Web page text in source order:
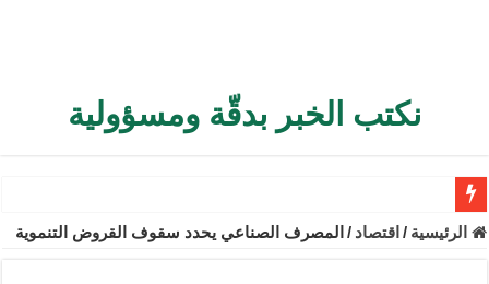
نكتب الخبر بدقّة ومسؤولية
الأمن الداخلي يعثر على مقبرة جماعية في ريف اللاذقية تضم 9 جثامين
الرئيسية / اقتصاد / المصرف الصناعي يحدد سقوف القروض التنموية